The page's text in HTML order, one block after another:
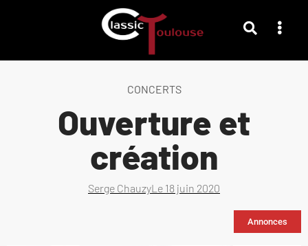
CONCERTS
Ouverture et
création
Serge ChauzyLe 18 juin 2020
Annonces